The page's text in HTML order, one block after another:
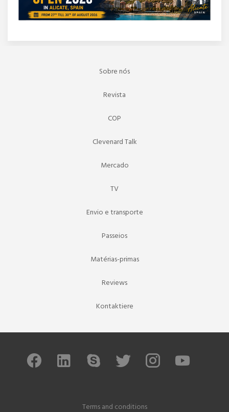
Sobre nós
Revista
COP
Clevenard Talk
Mercado
TV
Envio e transporte
Passeios
Matérias-primas
Reviews
Kontaktiere
Terms and conditions